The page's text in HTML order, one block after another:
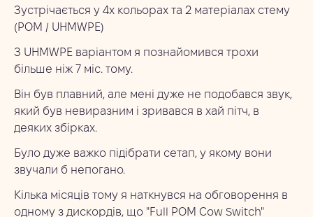
Зустрічається у 4х кольорах та 2 матеріалах стему
(POM / UHMWPE)
З UHMWPE варіантом я познайомився трохи
більше ніж 7 міс. тому.
Він був плавний, але мені дуже не подобався звук,
який був невиразним і зривався в хай пітч, в
деяких збірках.
Було дуже важко підібрати сетап, у якому вони
звучали б непогано.
Кілька місяців тому я наткнувся на обговорення в
одному з дискордів, що "Full POM Cow Switch"